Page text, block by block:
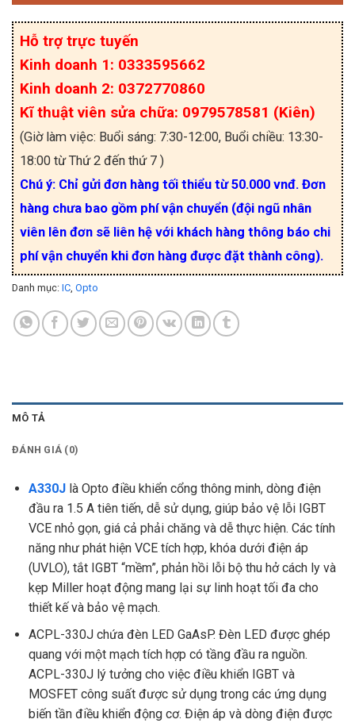
Hỗ trợ trực tuyến
Kinh doanh 1: 0333595662
Kinh doanh 2: 0372770860
Kĩ thuật viên sửa chữa: 0979578581 (Kiên)
(Giờ làm việc: Buổi sáng: 7:30-12:00, Buổi chiều: 13:30-
18:00 từ Thứ 2 đến thứ 7 )
Chú ý: Chỉ gửi đơn hàng tối thiểu từ 50.000 vnđ. Đơn
hàng chưa bao gồm phí vận chuyển (đội ngũ nhân
viên lên đơn sẽ liên hệ với khách hàng thông báo chi
phí vận chuyển khi đơn hàng được đặt thành công).
Danh mục: IC Opto
MÔ TẢ
ĐÁNH GIÁ (0)
A330Jlà Opto điều khiển cổng thông minh, dòng điện
đầu ra 1.5 A tiên tiến, dễ sử dụng, giúp bảo vệ lỗi IGBT
VCE nhỏ gọn, giá cả phải chăng và dễ thực hiện. Các tính
năng như phát hiện VCE tích hợp, khóa dưới điện áp
(UVLO), tắt IGBT “mềm”, phản hồi lỗi bộ thu hở cách ly và
kẹp Miller hoạt động mang lại sự linh hoạt tối đa cho
thiết kế và bảo vệ mạch.
ACPL-330J chứa đèn LED GaAsP. Đèn LED được ghép
quang với một mạch tích hợp có tầng đầu ra nguồn.
ACPL-330J lý tưởng cho việc điều khiển IGBT và
MOSFET công suất được sử dụng trong các ứng dụng
biến tần điều khiển động cơ. Điện áp và dòng điện được